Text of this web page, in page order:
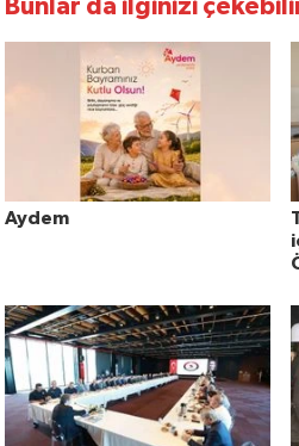
Bunlar da ilginizi
Aydem